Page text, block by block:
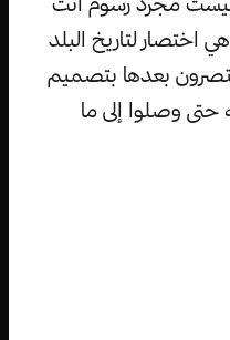
اختصار لتاريخ البلد
بعدها بتصميم
وصلوا إلى ما